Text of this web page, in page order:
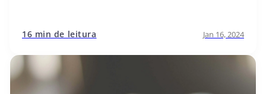
16 min de leitura Jan 16, 2024